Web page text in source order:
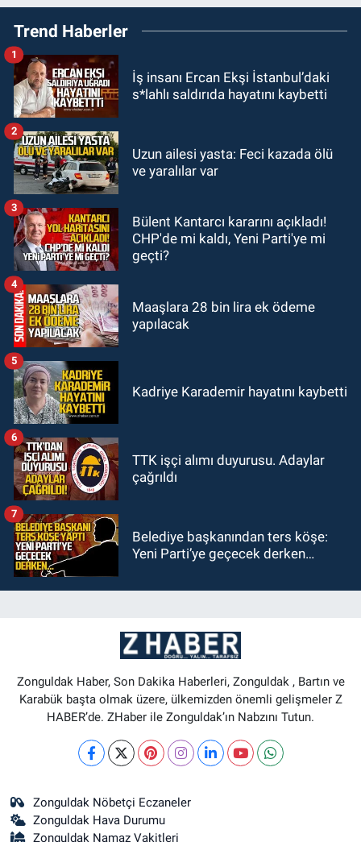
23:55Devrek Belediyespor, (PGL)
sürecini resmi olarak tamamladı
23:19 İstanbul Park satışta!
23:05Kozlu Belediyespor'dan
3.Lig'e transfer oldu
22:33Zonguldak TSO önemli
etkinliğe ev sahipliği yaptı
Trend Haberler
İş insanı Ercan Ekşi İstanbul’daki
s*lahlı saldırıda hayatını kaybetti
1
Uzun ailesi yasta: Feci kazada ölü
ve yaralılar var
2
Bülent Kantarcı kararını açıkladı!
CHP'de mi kaldı, Yeni Parti'ye mi
geçti?
3
Maaşlara 28 bin lira ek ödeme
yapılacak
4
Kadriye Karademir hayatını kaybetti
5
TTK işçi alımı duyurusu. Adaylar
çağrıldı
6
Belediye başkanından ters köşe:
Yeni Parti’ye geçecek derken…
7
Zonguldak Haber, Son Dakika Haberleri, Zonguldak , Bartın ve
Karabük başta olmak üzere, ülkemizden önemli gelişmeler Z
HABER’de. ZHaber ile Zonguldak’ın Nabzını Tutun.
Zonguldak Nöbetçi Eczaneler
Zonguldak Hava Durumu
Zonguldak Namaz Vakitleri